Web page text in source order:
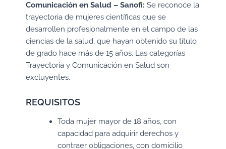
Comunicación en Salud – Sanofi: Se reconoce la
trayectoria de mujeres científicas que se
desarrollen profesionalmente en el campo de las
ciencias de la salud, que hayan obtenido su título
de grado hace más de 15 años. Las categorías
Trayectoria y Comunicación en Salud son
excluyentes.
REQUISITOS
Toda mujer mayor de 18 años, con
capacidad para adquirir derechos y
contraer obligaciones, con domicilio